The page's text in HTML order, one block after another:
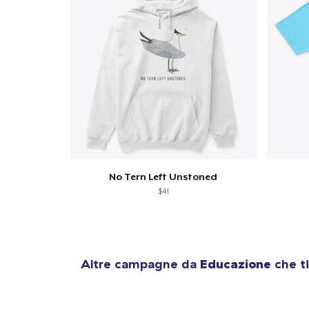
No Tern Left Unstoned
$41
Altre campagne da Educazione che